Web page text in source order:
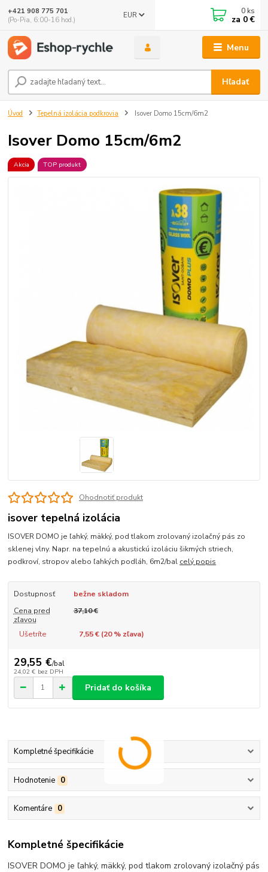
Menu
EUR
Hľadať
+421 908 775 701
(Po-Pia, 6:00-16 hod.)
0 ks
za 0 €
Úvod Tepelná izolácia podkrovia Isover Domo 15cm/6m2
Isover Domo 15cm/6m2
Akcia TOP produkt
Ohodnotiť produkt
isover tepelná izolácia
ISOVER DOMO je ľahký, mäkký, pod tlakom zrolovaný izolačný pás zo
sklenej vlny. Napr. na tepelnú a akustickú izoláciu šikmých striech,
podkroví, stropov alebo ľahkých podláh, 6m2/bal celý popis
Dostupnosť
bežne skladom
Cena pred
zľavou
37,10 €
Ušetríte 7,55 € (20% zľava)
29,55 €/bal
24,02 € bez DPH
Pridať do košíka
Kompletné špecifikácie
Hodnotenie 0
Komentáre 0
Kompletné špecifikácie
ISOVER DOMO je ľahký, mäkký, pod tlakom zrolovaný izolačný pás